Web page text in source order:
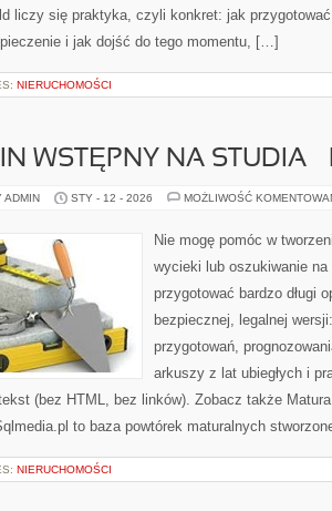
liczy się praktyka, czyli konkret: jak
i jak dojść do tego momentu, […]
NIERUCHOMOŚCI
WSTĘPNY NA STUDIA
ADMIN STY - 12 - 2026 MOŻLIWOŚĆ
Nie mogę pomóc w
wycieki lub oszukiwanie
przygotować bardzo długi
bezpiecznej, legalnej
przygotowań,
arkuszy z lat ubiegłych i
(bez HTML, bez linków). Zobacz także
to baza powtórek maturalnych
NIERUCHOMOŚCI